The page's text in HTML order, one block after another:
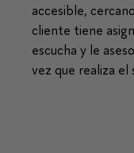
accesible,
cliente tiene
escucha y le
vez que realiza